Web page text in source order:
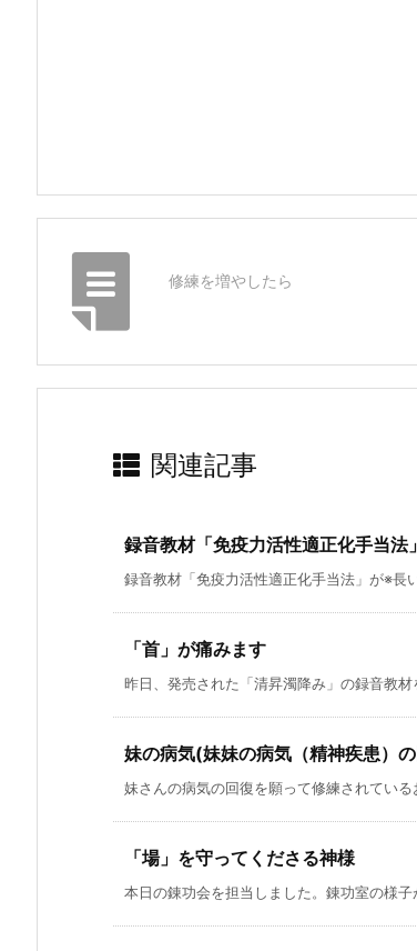
修練を増やしたら
関連記事
録音教材「免疫力活性適正化手当法
録音教材「免疫力活性適正化手当法」が※長
「首」が痛みます
昨日、発売された「清昇濁降み」の録音教
妹の病気(妹妹の病気（精神疾患）
妹さんの病気の回復を願って修練されてい
「場」を守ってくださる神様
本日の錬功会を担当しました。錬功室の様